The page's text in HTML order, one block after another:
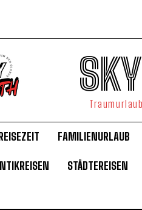
FAMILIENURLAUB
STÄDTEREISEN